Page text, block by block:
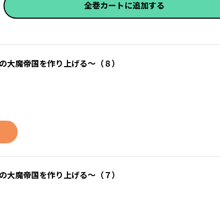
全巻カートに追加する
魔帝国を作り上げる～（８）
魔帝国を作り上げる～（７）